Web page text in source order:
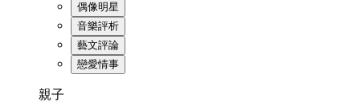
偶像明星
音樂評析
藝文評論
戀愛情事
親子